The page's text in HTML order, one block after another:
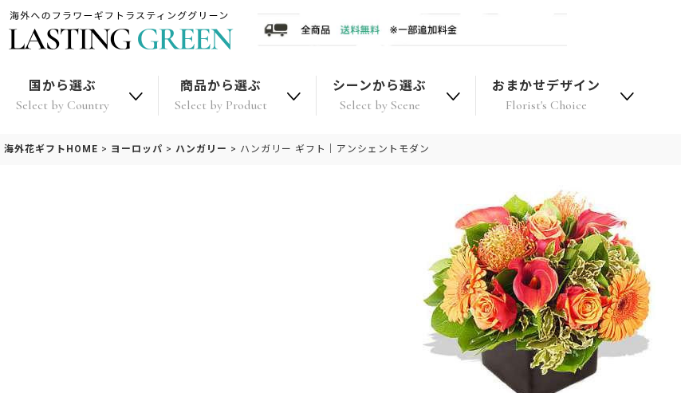
国から選ぶ
Select by Country
商品から選ぶ
Select by Product
シーンから選ぶ
Select by Scene
おまかせデザイン
Florist's Choice
海外花ギフトHOME > ヨーロッパ > ハンガリー > ハンガリー ギフト｜アンシェントモダン